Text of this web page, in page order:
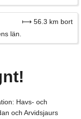
⟼ 56.3 km bort
län.
Havs- och
och Arvidsjaurs